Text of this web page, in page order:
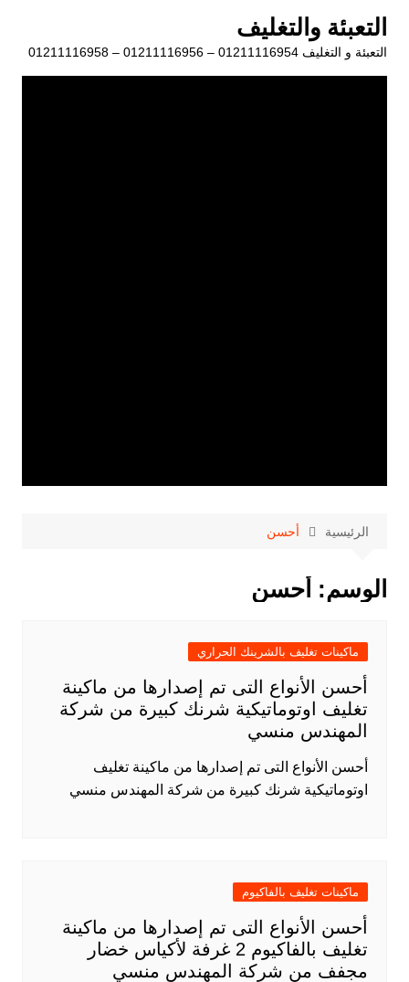
المحتوى
التعبئة والتغليف
التعبئة و التغليف 01211116954 – 01211116956 – 01211116958
الرئيسية أحسن
الوسم: أحسن
ماكينات تغليف بالشرينك الحراري
أحسن الأنواع التى تم إصدارها من ماكينة
تغليف اوتوماتيكية شرنك كبيرة من شركة
المهندس منسي
أحسن الأنواع التى تم إصدارها من ماكينة تغليف
اوتوماتيكية شرنك كبيرة من شركة المهندس منسي
ماكينات تغليف بالفاكيوم
أحسن الأنواع التى تم إصدارها من ماكينة
تغليف بالفاكيوم 2 غرفة لأكياس خضار
مجفف من شركة المهندس منسي